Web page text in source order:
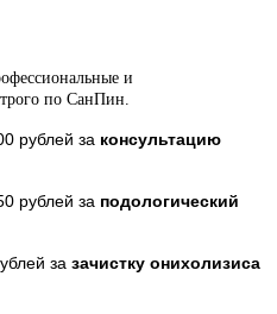
и
по СанПин.
рублей за консультацию
рублей за подологический
за зачистку онихолизиса